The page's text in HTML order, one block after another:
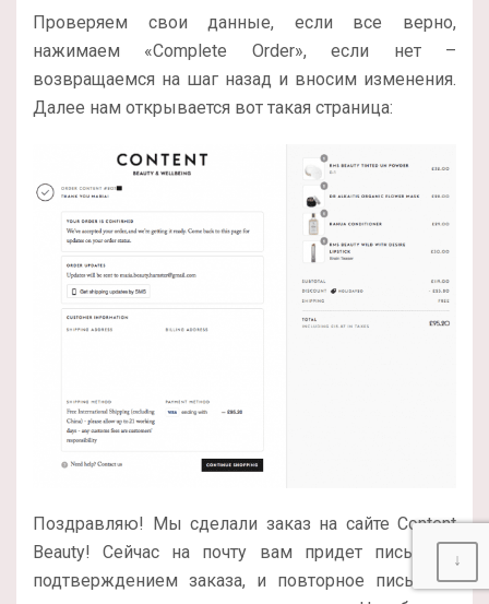
Проверяем свои данные, если все верно,
нажимаем «Complete Order», если нет –
возвращаемся на шаг назад и вносим изменения.
Далее нам открывается вот такая страница:
Поздравляю! Мы сделали заказ на сайте Content
Beauty! Сейчас на почту вам придет письмо с
подтверждением заказа, и повторное письмо с
↓